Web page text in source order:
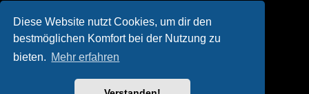
Diese Website nutzt Cookies, um dir den
bestmöglichen Komfort bei der Nutzung zu
bieten. Mehr erfahren